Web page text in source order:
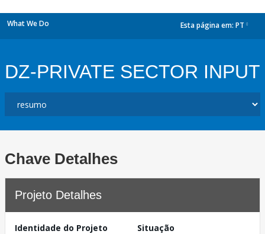
What We Do Esta página em: PT
DZ-PRIVATE SECTOR INPUT
Chave Detalhes
Projeto Detalhes
Identidade do Projeto
Situação